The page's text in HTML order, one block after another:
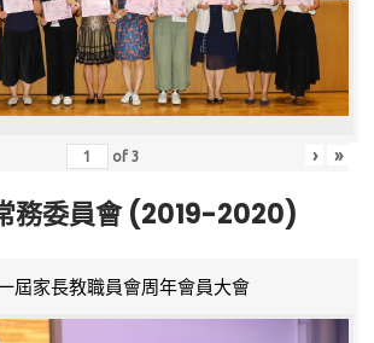
of3 › »
務委員會 (2019-2020)
屆家長教職員會周年會員大會